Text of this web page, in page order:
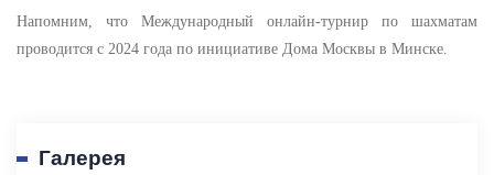
Напомним, что Международный онлайн-турнир по шахматам
проводится с 2024 года по инициативе Дома Москвы в Минске.
Галерея